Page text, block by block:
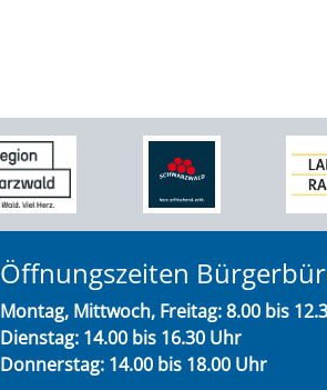
Öffnungszeiten
Montag, Mittwoch, Freitag: 8.00 bis
Dienstag: 14.00 bis 16.30 Uhr
Donnerstag: 14.00 bis 18.00 Uhr